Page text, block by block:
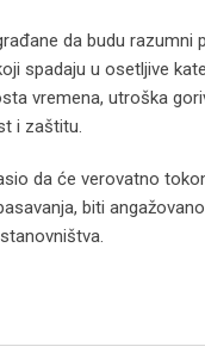
da budu razumni
spadaju u osetljive
vremena, utroška
i zaštitu.
da će verovatno
biti